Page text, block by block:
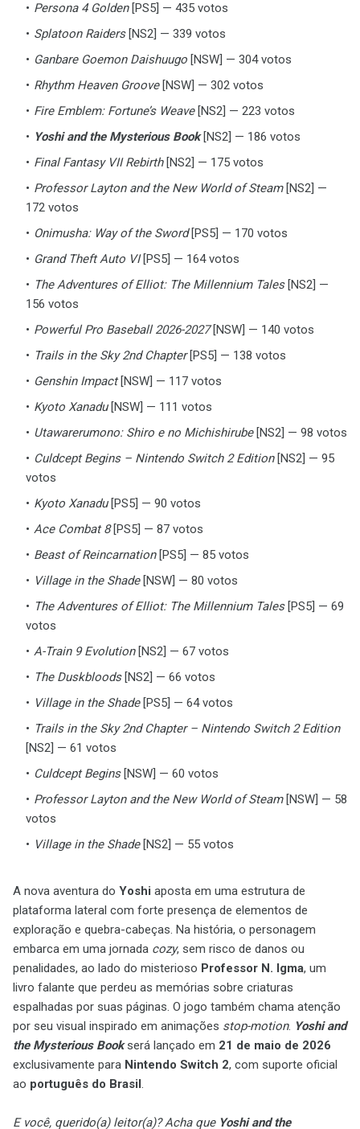
Persona 4 Golden[PS5] — 435 votos
Splatoon Raiders[NS2] — 339 votos
Ganbare Goemon Daishuugo [NSW] — 304 votos
Rhythm Heaven Groove[NSW] — 302 votos
Fire Emblem: Fortune’s Weave[NS2] — 223 votos
Yoshi and the Mysterious Book[NS2] — 186 votos
Final Fantasy VII Rebirth[NS2] — 175 votos
Professor Layton and the New World of Steam[NS2] —
172 votos
Onimusha: Way of the Sword[PS5] — 170 votos
Grand Theft Auto VI[PS5] — 164 votos
The Adventures of Elliot: The Millennium Tales[NS2] —
156 votos
Powerful Pro Baseball 2026-2027[NSW] — 140 votos
Trails in the Sky 2nd Chapter[PS5] — 138 votos
Genshin Impact[NSW] — 117 votos
Kyoto Xanadu[NSW] — 111 votos
Utawarerumono: Shiro e no Michishirube[NS2] — 98 votos
Culdcept Begins – Nintendo Switch 2 Edition[NS2] — 95
votos
Kyoto Xanadu[PS5] — 90 votos
Ace Combat 8[PS5] — 87 votos
Beast of Reincarnation[PS5] — 85 votos
Village in the Shade[NSW] — 80 votos
The Adventures of Elliot: The Millennium Tales[PS5] — 69
votos
A-Train 9 Evolution[NS2] — 67 votos
The Duskbloods[NS2] — 66 votos
Village in the Shade[PS5] — 64 votos
Trails in the Sky 2nd Chapter – Nintendo Switch 2 Edition
[NS2] — 61 votos
Culdcept Begins[NSW] — 60 votos
Professor Layton and the New World of Steam[NSW] — 58
votos
Village in the Shade[NS2] — 55 votos
A nova aventura do Yoshi aposta em uma estrutura de
plataforma lateral com forte presença de elementos de
exploração e quebra-cabeças. Na história, o personagem
embarca em uma jornada cozy, sem risco de danos ou
penalidades, ao lado do misterioso Professor N. Igma, um
livro falante que perdeu as memórias sobre criaturas
espalhadas por suas páginas. O jogo também chama atenção
por seu visual inspirado em animações stop-motion. Yoshi and
the Mysterious Bookserá lançado em 21 de maio de 2026
exclusivamente para Nintendo Switch 2, com suporte oficial
ao português do Brasil.
E você, querido(a) leitor(a)? Acha que Yoshi and the